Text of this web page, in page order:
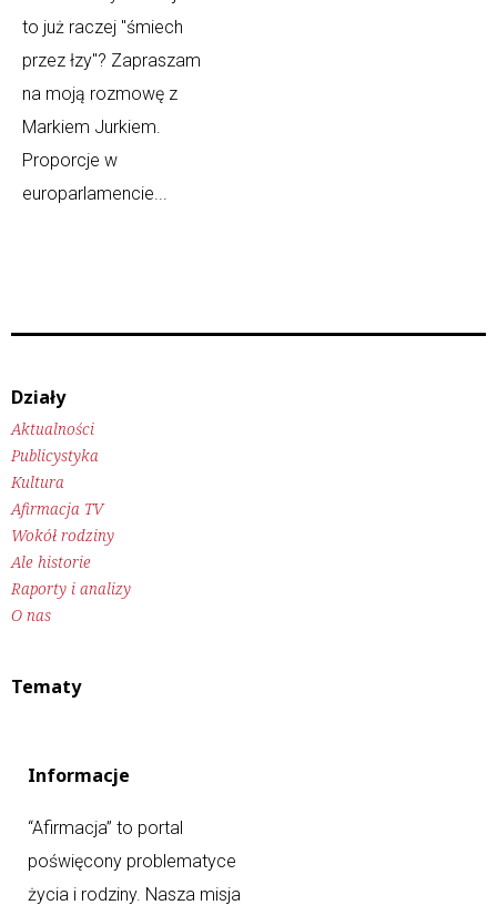
to już raczej "śmiech
przez łzy"? Zapraszam
na moją rozmowę z
Markiem Jurkiem.
Proporcje w
europarlamencie...
Działy
Aktualności
Publicystyka
Kultura
Afirmacja TV
Wokół rodziny
Ale historie
Raporty i analizy
O nas
Tematy
Informacje
“Afirmacja” to portal
poświęcony problematyce
życia i rodziny. Nasza misja